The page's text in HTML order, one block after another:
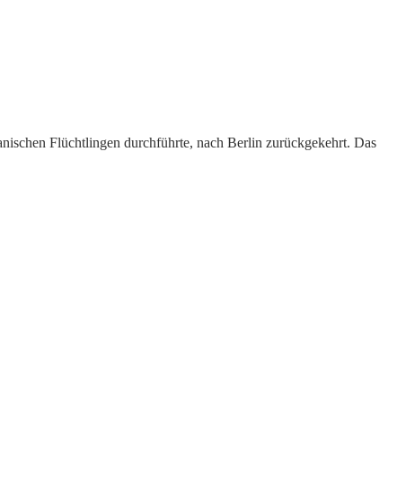
Flüchtlingen durchführte, nach Berlin zurückgekehrt. Das